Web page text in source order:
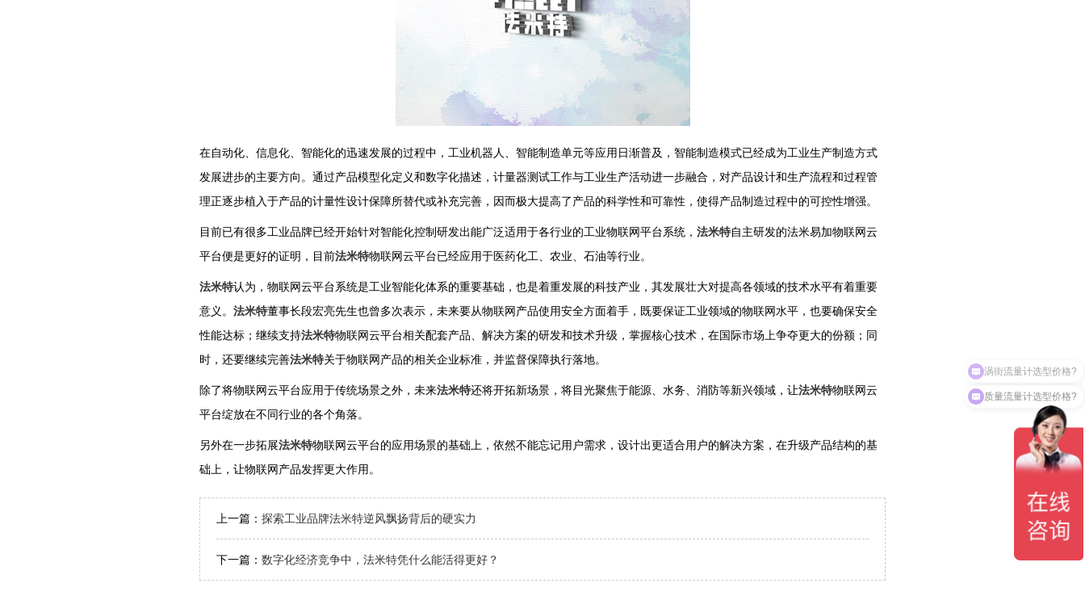
在自动化、信息化、智能化的迅速发展的过程中，工业机器人、智能制造单元等应用日渐普及，智能制造模式已经成为工业生产制造方式
发展进步的主要方向。通过产品模型化定义和数字化描述，计量器测试工作与工业生产活动进一步融合，对产品设计和生产流程和过程管
理正逐步植入于产品的计量性设计保障所替代或补充完善，因而极大提高了产品的科学性和可靠性，使得产品制造过程中的可控性增强。
目前已有很多工业品牌已经开始针对智能化控制研发出能广泛适用于各行业的工业物联网平台系统， 法米特自主研发的法米易加物联网云
平台便是更好的证明，目前法米特物联网云平台已经应用于医药化工、农业、石油等行业。
法米特认为，物联网云平台系统是工业智能化体系的重要基础，也是着重发展的科技产业，其发展壮大对提高各领域的技术水平有着重要
意义。 法米特董事长段宏亮先生也曾多次表示，未来要从物联网产品使用安全方面着手，既要保证工业领域的物联网水平，也要确保安全
性能达标；继续支持法米特物联网云平台相关配套产品、解决方案的研发和技术升级，掌握核心技术，在国际市场上争夺更大的份额；同
时，还要继续完善法米特关于物联网产品的相关企业标准，并监督保障执行落地。
除了将物联网云平台应用于传统场景之外，未来法米特还将开拓新场景，将目光聚焦于能源、水务、消防等新兴领域，让法米特物联网云
平台绽放在不同行业的各个角落。
另外在一步拓展法米特物联网云平台的应用场景的基础上，依然不能忘记用户需求，设计出更适合用户的解决方案，在升级产品结构的基
础上，让物联网产品发挥更大作用。
上一篇： 探索工业品牌法米特逆风飘扬背后的硬实力
下一篇： 数字化经济竞争中，法米特凭什么能活得更好？
质量流量计选型价格?